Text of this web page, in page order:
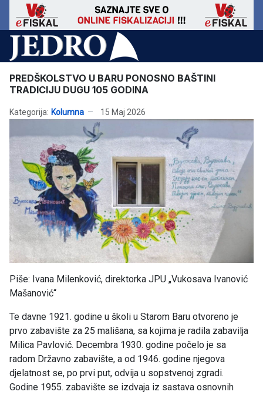
PREDŠKOLSTVO U BARU PONOSNO BAŠTINI
TRADICIJU DUGU 105 GODINA
Kategorija: Kolumna 15 Maj 2026
Piše: Ivana Milenković, direktorka JPU „Vukosava Ivanović
Mašanović“
Te davne 1921. godine u školi u Starom Baru otvoreno je
prvo zabavište za 25 mališana, sa kojima je radila zabavilja
Milica Pavlović. Decembra 1930. godine počelo je sa
radom Državno zabavište, a od 1946. godine njegova
djelatnost se, po prvi put, odvija u sopstvenoj zgradi.
Godine 1955. zabavište se izdvaja iz sastava osnovnih